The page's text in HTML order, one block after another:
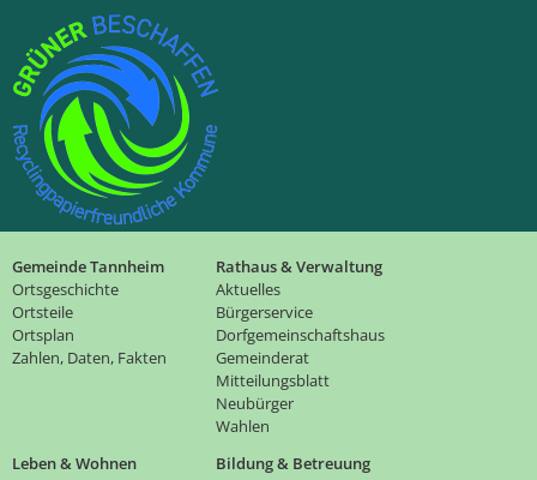
Gemeinde Tannheim
Ortsgeschichte
Ortsteile
Ortsplan
Zahlen, Daten, Fakten
Rathaus & Verwaltung
Aktuelles
Bürgerservice
Dorfgemeinschaftshaus
Gemeinderat
Mitteilungsblatt
Neubürger
Wahlen
Leben & Wohnen
Bildung & Betreuung